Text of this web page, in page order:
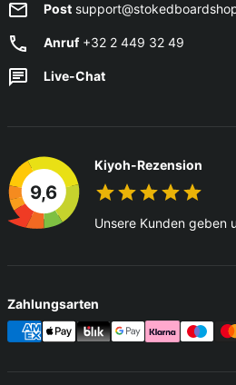
Post
Anruf+32 2 449 32 49
Live-Chat
9,6
Kiyoh-Rezension
Unsere Kunden geben
Zahlungsarten